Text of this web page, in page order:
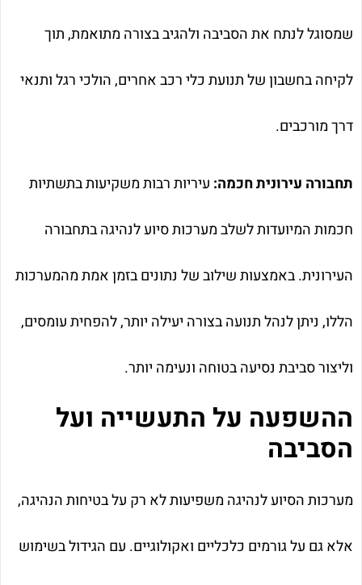
שמסוגל לנתח את הסביבה ולהגיב בצורה מתואמת, תוך
לקיחה בחשבון של תנועת כלי רכב אחרים, הולכי רגל ותנאי
דרך מורכבים.
תחבורה עירונית חכמה: עיריות רבות משקיעות בתשתיות
חכמות המיועדות לשלב מערכות סיוע לנהיגה בתחבורה
העירונית. באמצעות שילוב של נתונים בזמן אמת מהמערכות
הללו, ניתן לנהל תנועה בצורה יעילה יותר, להפחית עומסים,
וליצור סביבת נסיעה בטוחה ונעימה יותר.
ההשפעה על התעשייה ועל
הסביבה
מערכות הסיוע לנהיגה משפיעות לא רק על בטיחות הנהיגה,
אלא גם על גורמים כלכליים ואקולוגיים. עם הגידול בשימוש